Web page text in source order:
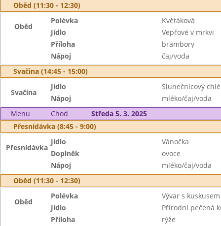
Oběd (11:30 - 12:30)
Oběd
Polévka
Květáková
Jídlo
Vepřové v mrkvi
Příloha
brambory
Nápoj
čaj/voda
Svačina (14:45 - 15:00)
Svačina
Jídlo
Slunečnicový
Nápoj
mléko/čaj/voda
Menu
Chod
Středa 5. 3. 2025
Přesnídávka (8:45 - 9:00)
Přesnídávka
Jídlo
Vánočka
Doplněk
ovoce
Nápoj
mléko/čaj/voda
Oběd (11:30 - 12:30)
Oběd
Polévka
Vývar s kuskusem
Jídlo
Přírodní pečená
Příloha
rýže